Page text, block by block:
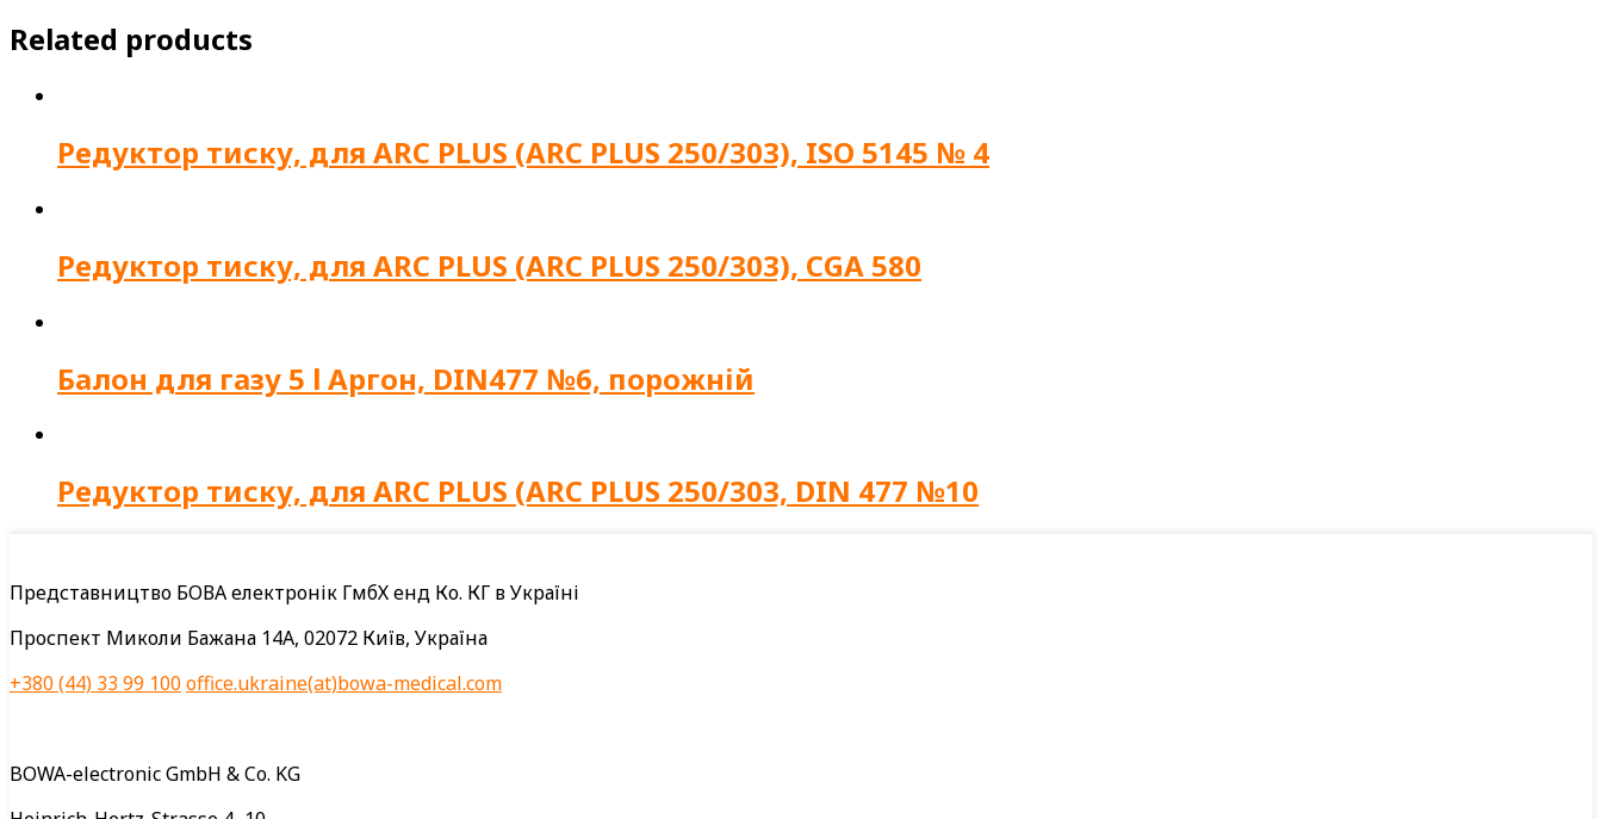
Related products
Редуктор тиску, для ARC PLUS (ARC PLUS 250/303), ISO 5145 № 4
Редуктор тиску, для ARC PLUS (ARC PLUS 250/303), CGA 580
Балон для газу 5 l Аргон, DIN477 №6, порожній
Редуктор тиску, для ARC PLUS (ARC PLUS 250/303, DIN 477 №10
Представництво БОВА електронік ГмбХ енд Ко. КГ в Україні
Проспект Миколи Бажана 14А, 02072 Київ, Україна
+380 (44) 33 99 100office.ukraine(at)bowa-medical.com
BOWA-electronic GmbH & Co. KG